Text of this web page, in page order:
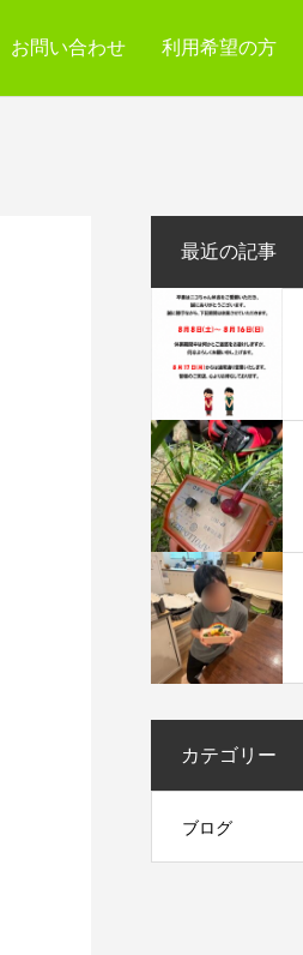
お問い合わせ 利用希望の方
最近の記事
カテゴリー
ブログ